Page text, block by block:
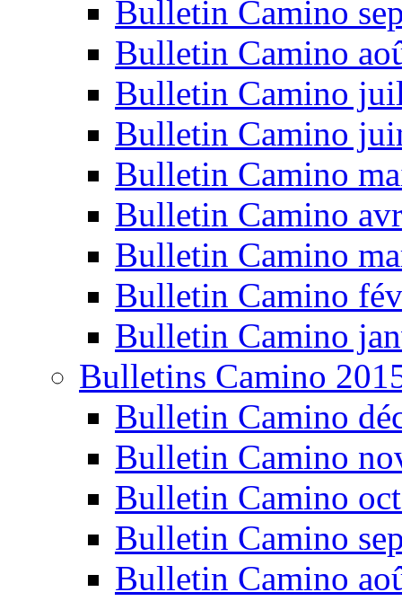
Bulletin Camino
Bulletin Camino
Bulletin Camino
Bulletin Camino
Bulletin Camino
Bulletin Camino
Bulletin Camino
Bulletin Camino
Bulletin Camino
Bulletins Camino
Bulletin Camino
Bulletin Camino
Bulletin Camino
Bulletin Camino
Bulletin Camino